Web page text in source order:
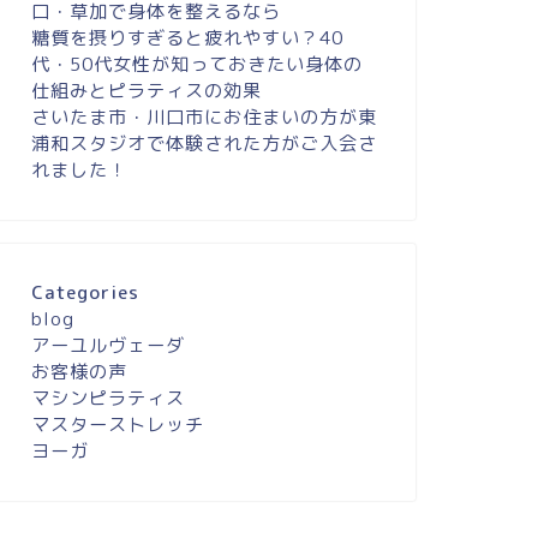
口・草加で身体を整えるなら
糖質を摂りすぎると疲れやすい？40
代・50代女性が知っておきたい身体の
仕組みとピラティスの効果
さいたま市・川口市にお住まいの方が東
浦和スタジオで体験された方がご入会さ
れました！
Categories
blog
アーユルヴェーダ
お客様の声
マシンピラティス
マスターストレッチ
ヨーガ